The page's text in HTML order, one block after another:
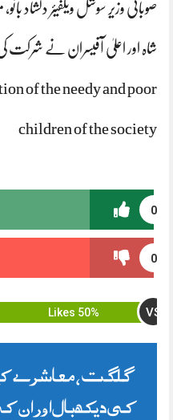
صوبائی وزیر سوشل ویلفیئر دلشاد
شاہ اور اعلیٰ آفیسران نے شرکت
of the needy and poor
children of the society
0
0
50% Likes VS
گلگت ، معاشرے کے
کی دیکھ بال اور ان